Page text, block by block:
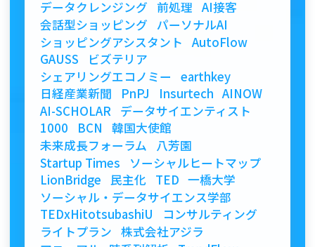
データクレンジング 前処理 AI接客
会話型ショッピング パーソナルAI
ショッピングアシスタント
AutoFlow
GAUSS
ビズテリア
シェアリングエコノミー
earthkey
日経産業新聞
PnPJ Insurtech AINOW
AI-SCHOLAR データサイエンティスト
1000
BCN
韓国大使館
未来成長フォーラム
八芳園
Startup Times
ソーシャルヒートマップ
LionBridge 民主化 TED 一橋大学
ソーシャル・データサイエンス学部
TEDxHitotsubashiU
コンサルティング
ライトプラン 株式会社アジラ